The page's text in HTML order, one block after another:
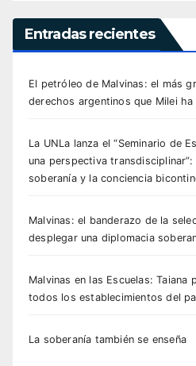
Entradas recientes
El petróleo de Malvinas: el más
derechos argentinos que Milei
La UNLa lanza el “Seminario de
una perspectiva
soberanía y la conciencia
Malvinas: el banderazo de la
desplegar una diplomacia
Malvinas en las Escuelas: Taiana
todos los establecimientos del
La soberanía también se enseña